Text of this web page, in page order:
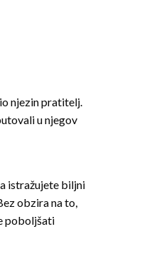
njezin pratitelj.
u njegov
istražujete biljni
obzira na to,
poboljšati